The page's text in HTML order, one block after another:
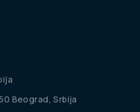
Beograd, Srbija